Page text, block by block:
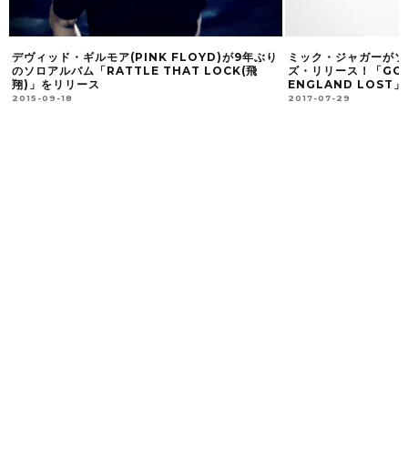
デヴィッド・ギルモア(PINK FLOYD)が9年ぶり
のソロアルバム「RATTLE THAT LOCK(飛
翔)」をリリース
2015-09-18
ミック・ジャガーが
ズ・リリース！「
ENGLAND LOST」
2017-07-29